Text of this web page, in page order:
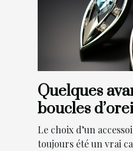
Quelques
boucles
inoxydable
Le choix d’un
toujours été un vrai